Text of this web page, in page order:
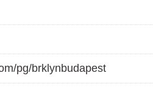
pg/brklynbudapest